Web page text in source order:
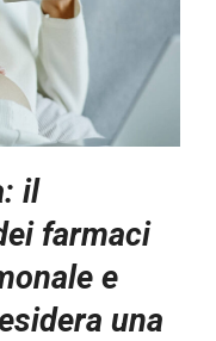
il
farmaci
e
una